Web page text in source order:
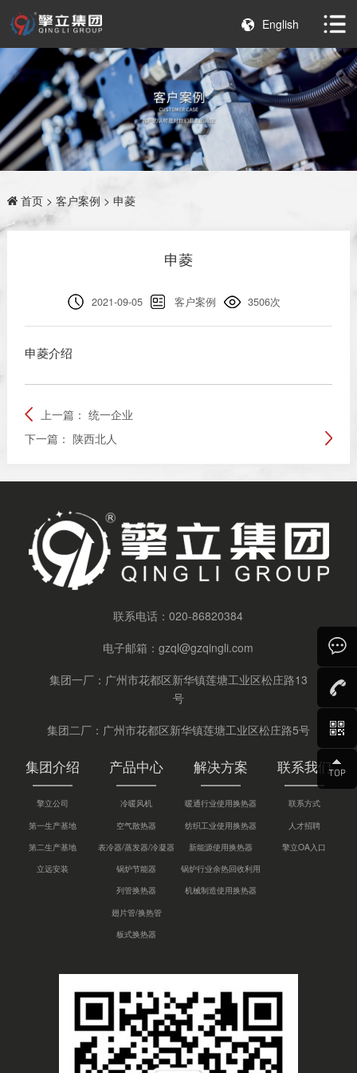
English
首页> 客户案例 > 申菱
申菱
2021-09-05 客户案例 3506次
申菱介绍
上一篇： 统一企业
下一篇： 陕西北人
联系电话：020-86820384
电子邮箱：gzql@gzqingli.com
集团一厂：广州市花都区新华镇莲塘工业区松庄路13
号
集团二厂：广州市花都区新华镇莲塘工业区松庄路5号
集团介绍
擎立公司
第一生产基地
第二生产基地
立远安装
产品中心
冷暖风机
空气散热器
表冷器/蒸发器/冷凝器
锅炉节能器
列管换热器
翅片管/换热管
板式换热器
解决方案
暖通行业使用换热器
纺织工业使用换热器
新能源使用换热器
锅炉行业余热回收利用
机械制造使用换热器
联系我们
联系方式
人才招聘
擎立OA入口